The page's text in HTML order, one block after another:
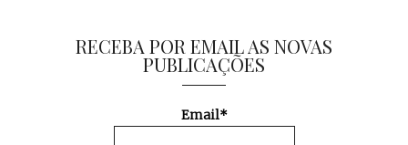
RECEBA POR EMAIL AS NOVAS
PUBLICAÇÕES
Email*